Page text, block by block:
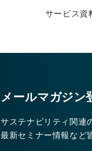
サービス資
メールマガジン
サステナビリティ関連
最新セミナー情報など